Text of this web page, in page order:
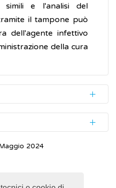
simili e l'analisi del
il tampone può
dell'agente infettivo
della cura
costituito da un
sterile ad una
cotton fioc) che
strofinato,
Il materiale prelevato
sono parti del corpo
microorganismi che
con l'organismo
2024